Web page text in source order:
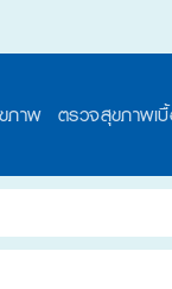
ภาพ ตรวจสุขภาพเ